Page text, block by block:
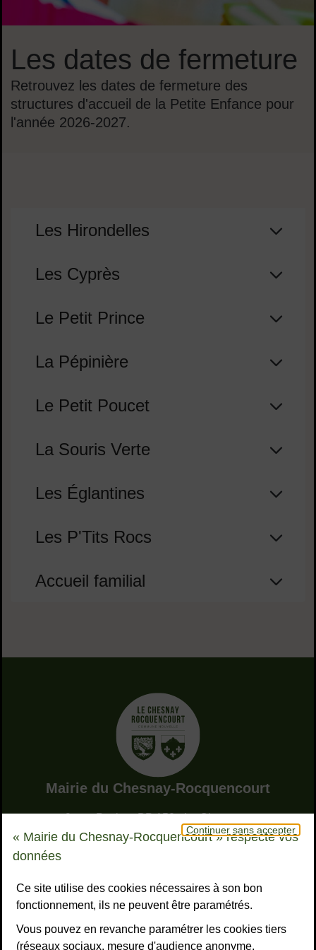
Continuer sans accepter
« Mairie du Chesnay-Rocquencourt » respecte vos
données
Ce site utilise des cookies nécessaires à son bon
fonctionnement, ils ne peuvent être paramétrés.
Vous pouvez en revanche paramétrer les cookies tiers
(réseaux sociaux, mesure d'audience anonyme,
Les dates de fermeture
Retrouvez les dates de fermeture des
structures d'accueil de la Petite Enfance pour
l'année 2026-2027.
Les Hirondelles
Les Cyprès
Le Petit Prince
La Pépinière
Le Petit Poucet
La Souris Verte
Les Églantines
Les P'Tits Rocs
Accueil familial
Adresse dans le pied de page
Mairie du Chesnay-Rocquencourt
78155 Le Chesnay-Rocquencourt cedex
NOUS CONTACTER
S’ABONNER À LA LETTRE D’INFO
Liens réseaux sociaux